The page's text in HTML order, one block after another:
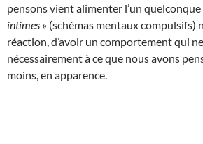
pensons vient alimenter l’un quelconque
intimes » (schémas mentaux compulsifs)
réaction, d’avoir un comportement qui
nécessairement à ce que nous avons
moins, en apparence.